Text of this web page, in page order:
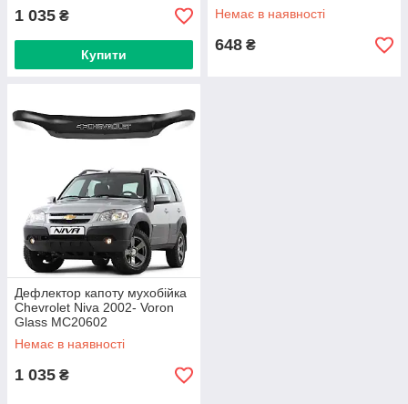
1 035 ₴
Купити
Немає в наявності
648 ₴
Дефлектор капоту мухобійка
Chevrolet Niva 2002- Voron
Glass MC20602
Немає в наявності
1 035 ₴